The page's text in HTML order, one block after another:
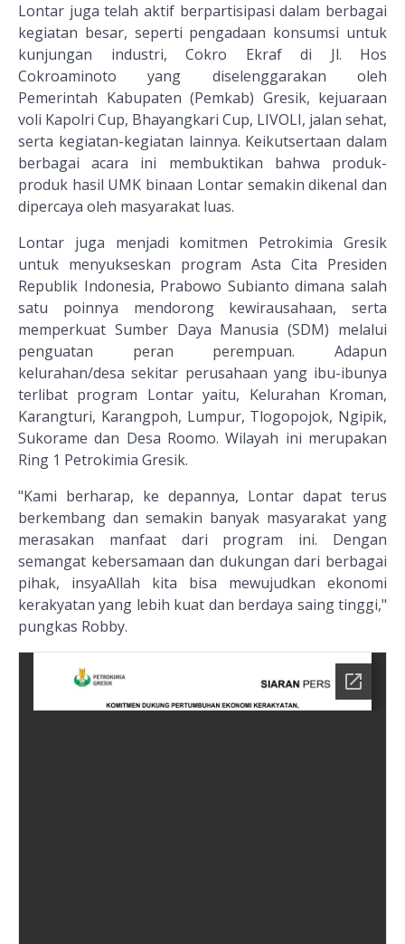
Lontar juga telah aktif berpartisipasi dalam berbagai
kegiatan besar, seperti pengadaan konsumsi untuk
kunjungan industri, Cokro Ekraf di Jl. Hos
Cokroaminoto yang diselenggarakan oleh
Pemerintah Kabupaten (Pemkab) Gresik, kejuaraan
voli Kapolri Cup, Bhayangkari Cup, LIVOLI, jalan sehat,
serta kegiatan-kegiatan lainnya. Keikutsertaan dalam
berbagai acara ini membuktikan bahwa produk-
produk hasil UMK binaan Lontar semakin dikenal dan
dipercaya oleh masyarakat luas.
Lontar juga menjadi komitmen Petrokimia Gresik
untuk menyukseskan program Asta Cita Presiden
Republik Indonesia, Prabowo Subianto dimana salah
satu poinnya mendorong kewirausahaan, serta
memperkuat Sumber Daya Manusia (SDM) melalui
penguatan peran perempuan. Adapun
kelurahan/desa sekitar perusahaan yang ibu-ibunya
terlibat program Lontar yaitu, Kelurahan Kroman,
Karangturi, Karangpoh, Lumpur, Tlogopojok, Ngipik,
Sukorame dan Desa Roomo. Wilayah ini merupakan
Ring 1 Petrokimia Gresik.
"Kami berharap, ke depannya, Lontar dapat terus
berkembang dan semakin banyak masyarakat yang
merasakan manfaat dari program ini. Dengan
semangat kebersamaan dan dukungan dari berbagai
pihak, insyaAllah kita bisa mewujudkan ekonomi
kerakyatan yang lebih kuat dan berdaya saing tinggi,"
pungkas Robby.